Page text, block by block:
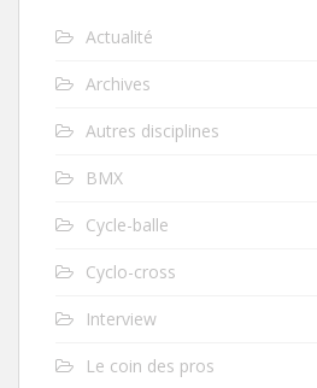
Actualité
Archives
Autres disciplines
BMX
Cycle-balle
Cyclo-cross
Interview
Le coin des pros